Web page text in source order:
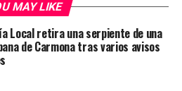
MAY LIKE
Local retira una serpiente de una
de Carmona tras varios avisos